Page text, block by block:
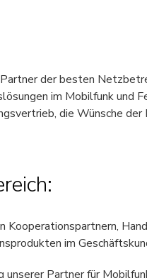
der besten
im Mobilfunk und
die Wünsche der
Kooperationspartnern,
im
unserer Partner für